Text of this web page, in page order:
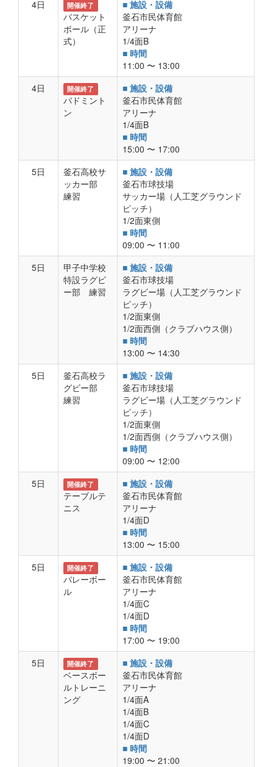
4日
開催終了
バスケット
ボール（正
式）
■ 施設・設備
釜石市民体育館
アリーナ
1/4面B
■ 時間
11:00 〜 13:00
4日
開催終了
バドミント
ン
■ 施設・設備
釜石市民体育館
アリーナ
1/4面B
■ 時間
15:00 〜 17:00
5日
釜石高校サ
ッカー部
練習
■ 施設・設備
釜石市球技場
サッカー場（人工芝グラウンド
ピッチ）
1/2面東側
■ 時間
09:00 〜 11:00
5日
甲子中学校
特設ラグビ
ー部 練習
■ 施設・設備
釜石市球技場
ラグビー場（人工芝グラウンド
ピッチ）
1/2面東側
1/2面西側（クラブハウス側）
■ 時間
13:00 〜 14:30
5日
釜石高校ラ
グビー部
練習
■ 施設・設備
釜石市球技場
ラグビー場（人工芝グラウンド
ピッチ）
1/2面東側
1/2面西側（クラブハウス側）
■ 時間
09:00 〜 12:00
5日
開催終了
テーブルテ
ニス
■ 施設・設備
釜石市民体育館
アリーナ
1/4面D
■ 時間
13:00 〜 15:00
5日
開催終了
バレーボー
ル
■ 施設・設備
釜石市民体育館
アリーナ
1/4面C
1/4面D
■ 時間
17:00 〜 19:00
5日
開催終了
ベースボー
ルトレーニ
ング
■ 施設・設備
釜石市民体育館
アリーナ
1/4面A
1/4面B
1/4面C
1/4面D
■ 時間
19:00 〜 21:00